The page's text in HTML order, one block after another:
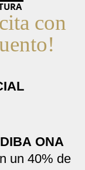
con
ONA
un 40% de